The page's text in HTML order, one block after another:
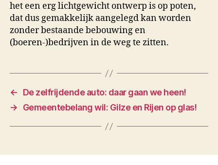
het een erg lichtgewicht ontwerp is op poten,
dat dus gemakkelijk aangelegd kan worden
zonder bestaande bebouwing en
(boeren-)bedrijven in de weg te zitten.
←
De zelfrijdende auto: daar gaan we heen!
→
Gemeentebelang wil: Gilze en Rijen op glas!